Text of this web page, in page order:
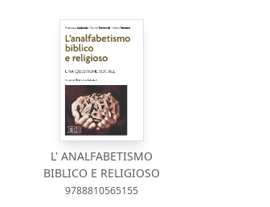
L' ANALFABETISMO
BIBLICO E RELIGIOSO
9788810565155